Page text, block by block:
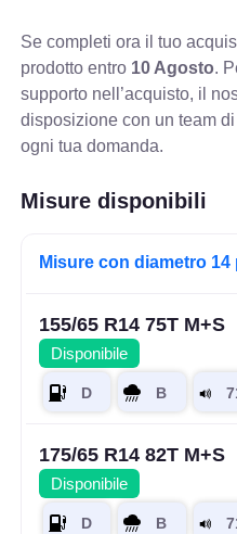
Se completi ora il tuo
prodotto entro 10 Agosto.
supporto nell’acquisto, il
disposizione con un team
ogni tua domanda.
Misure disponibili
Misure con diametro 14
155/65 R14 75T M+S
Disponibile
175/65 R14 82T M+S
Disponibile